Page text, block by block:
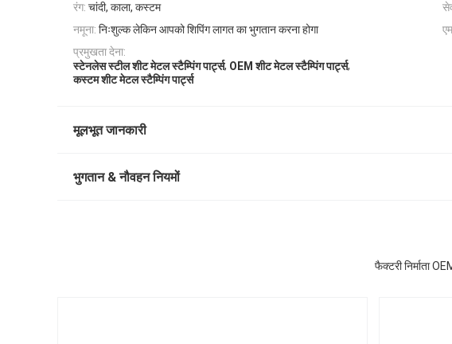
रंग: चांदी, काला, कस्टम
नमूना: निःशुल्क लेकिन आपको शिपिंग लागत का भुगतान करना होगा
प्रमुखता देना:
स्टेनलेस स्टील शीट मेटल स्टैम्पिंग पार्ट्स, OEM शीट मेटल स्टैम्पिंग पार्ट्स,
कस्टम शीट मेटल स्टैम्पिंग पार्ट्स
मूलभूत जानकारी
भुगतान & नौवहन नियमों
फैक्टरी निर्माता